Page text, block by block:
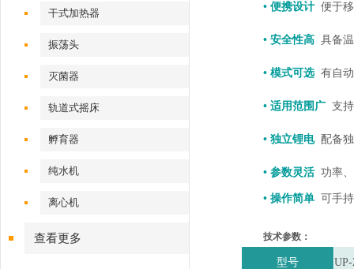
干式加热器
振荡头
灭菌器
轨道式摇床
孵育器
纯水机
离心机
查看更多
• 便携设计 便于
• 安全性高 具备
• 模式可选 有自
• 适用范围广 支
• 独立锂电 配备
• 参数灵活 功率
• 操作简单 可手
技术参数：
型号 UP-